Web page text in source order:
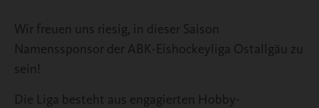
Wir freuen uns riesig, in dieser Saison
Namenssponsor der ABK-Eishockeyliga Ostallgäu zu
sein!
Die Liga besteht aus engagierten Hobby-